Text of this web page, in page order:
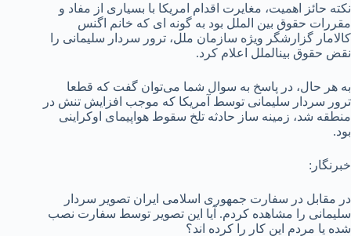
نکته حائز اهمیت، مغایرت اقدام امریکا با بسیاری از مفاد و
مقررات حقوق بین الملل بود به گونه ای که خانم اگنس
کالامار گزارشگر ویژه سازمان ملل، ترور سردار سلیمانی را
نقض حقوق بین­الملل اعلام کرد.
به هر حال، در پاسخ به سوال شما می‌توان گفت که قطعا
ترور سردار سلیمانی توسط آمریکا که موجب افزایش تنش در
منطقه شد، زمینه ساز حادثه تلخ سقوط هواپیمای اوکراینی
بود.
خبرنگار:
در مقابل در سفارت جمهوری اسلامی ایران تصویر سردار
سلیمانی را مشاهده کردم. آیا این تصویر توسط سفارت نصب
شده یا مردم این کار را کرده اند؟